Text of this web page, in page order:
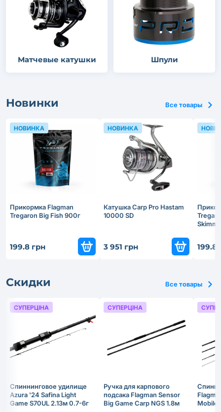
Матчевые катушки Шпули
Новинки Все товары
Прикормка Flagman
Tregaron Big Fish 900г
199.8 грн
НОВИНКА
Катушка Carp Pro Hastam
10000 SD
3 951 грн
НОВИНКА
199.8
Скидки Все товары
Спиннинговое удилище
Azura '24 Safina Light
Game S70UL 2.13м 0.7-6г
СУПЕРЦІНА
Ручка для карпового
подсака Flagman Sensor
Big Game Carp NGS 1.8м
СУПЕРЦІНА
Mobile